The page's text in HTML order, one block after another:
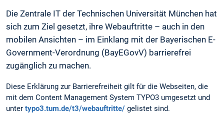
Die Zentrale IT der Technischen Universität München hat
sich zum Ziel gesetzt, ihre Webauftritte – auch in den
mobilen Ansichten – im Einklang mit der Bayerischen E-
Government-Verordnung (BayEGovV) barrierefrei
zugänglich zu machen.
Diese Erklärung zur Barrierefreiheit gilt für die Webseiten, die
mit dem Content Management System TYPO3 umgesetzt und
unter typo3.tum.de/t3/webauftritte/ gelistet sind.